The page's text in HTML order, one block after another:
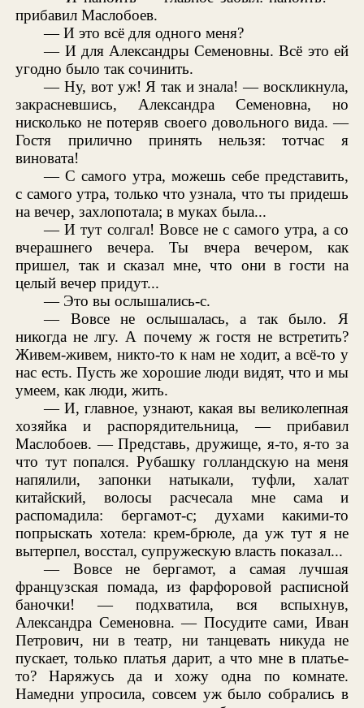
прибавил Маслобоев.
— И это всё для одного меня?
— И для Александры Семеновны. Всё это ей
угодно было так сочинить.
— Ну, вот уж! Я так и знала! — воскликнула,
закрасневшись, Александра Семеновна, но
нисколько не потеряв своего довольного вида. —
Гостя прилично принять нельзя: тотчас я
виновата!
— С самого утра, можешь себе представить,
с самого утра, только что узнала, что ты придешь
на вечер, захлопотала; в муках была...
— И тут солгал! Вовсе не с самого утра, а со
вчерашнего вечера. Ты вчера вечером, как
пришел, так и сказал мне, что они в гости на
целый вечер придут...
— Это вы ослышались-с.
— Вовсе не ослышалась, а так было. Я
никогда не лгу. А почему ж гостя не встретить?
Живем-живем, никто-то к нам не ходит, а всё-то у
нас есть. Пусть же хорошие люди видят, что и мы
умеем, как люди, жить.
— И, главное, узнают, какая вы великолепная
хозяйка и распорядительница, — прибавил
Маслобоев. — Представь, дружище, я-то, я-то за
что тут попался. Рубашку голландскую на меня
напялили, запонки натыкали, туфли, халат
китайский, волосы расчесала мне сама и
распомадила: бергамот-с; духами какими-то
попрыскать хотела: крем-брюле, да уж тут я не
вытерпел, восстал, супружескую власть показал...
— Вовсе не бергамот, а самая лучшая
французская помада, из фарфоровой расписной
баночки! — подхватила, вся вспыхнув,
Александра Семеновна. — Посудите сами, Иван
Петрович, ни в театр, ни танцевать никуда не
пускает, только платья дарит, а что мне в платье-
то? Наряжусь да и хожу одна по комнате.
Намедни упросила, совсем уж было собрались в